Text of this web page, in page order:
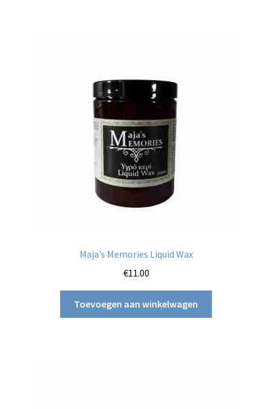
Maja’s Memories Liquid Wax
€11.00
Toevoegen aan winkelwagen